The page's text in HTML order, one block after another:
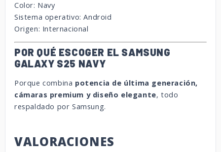
Color: Navy
Sistema operativo: Android
Origen: Internacional
POR QUÉ ESCOGER EL SAMSUNG
GALAXY S25 NAVY
Porque combina potencia de última generación,
cámaras premium y diseño elegante, todo
respaldado por Samsung.
VALORACIONES